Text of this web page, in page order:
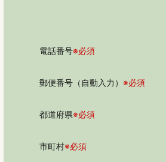
電話番号※必須
郵便番号（自動入力） ※必須
都道府県※必須
市町村※必須